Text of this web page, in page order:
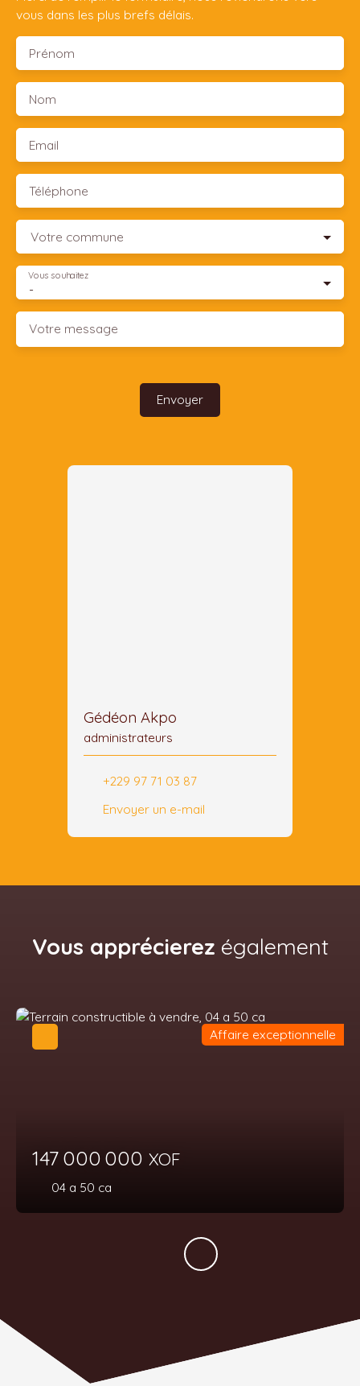
vous dans les plus brefs délais.
Prénom
Nom
Email
Téléphone
Votre commune
-
Vous souhaitez
Votre message
Envoyer
Gédéon Akpo
administrateurs
+229 97 71 03 87
Envoyer un e-mail
Vous apprécierez également
147 000 000 XOF
04 a 50 ca
Affaire exceptionnelle